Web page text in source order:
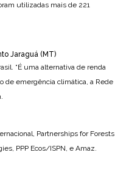
utilizadas mais de 221
Jaraguá (MT)
“É uma alternativa de renda
de emergência climática, a Rede
Partnerships for Forests
PPP Ecos/ISPN, e Amaz.